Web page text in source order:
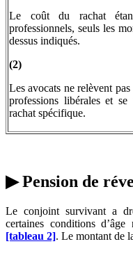
Le coût du rachat
professionnels, seuls les
dessus indiqués.
(2)
Les avocats ne relèvent
professions libérales et
rachat spécifique.
▶ Pension de
Le conjoint survivant a
certaines conditions
[tableau 2]. Le montant de